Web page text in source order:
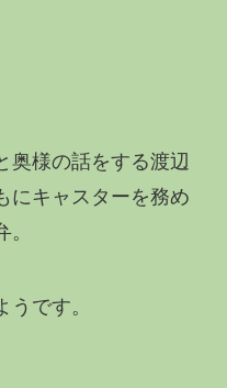
奥様の話をする渡辺
にキャスターを務め
です。